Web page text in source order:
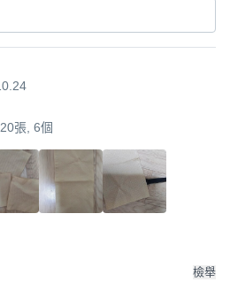
張, 6個
檢舉